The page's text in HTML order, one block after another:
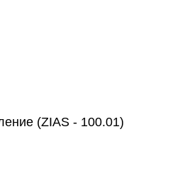
(ZIAS - 100.01)